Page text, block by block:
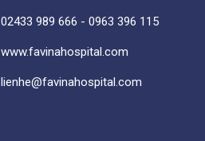
02433 989 666 - 0963 396 115
www.favinahospital.com
lienhe@favinahospital.com